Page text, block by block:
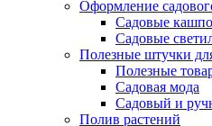
Оформление
Садовые
Садовые
Полезные штучки
Полезные
Садовая мода
Садовый и
Полив растений